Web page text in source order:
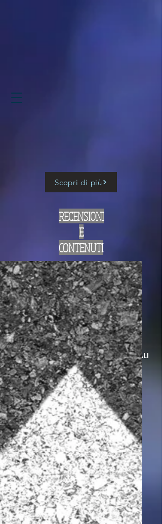
EDITING E SERVIZI EDITORIALI
LA LAMPADA DI ALADINO
Scopri di più
RECENSIONI
E
CONTENUTI